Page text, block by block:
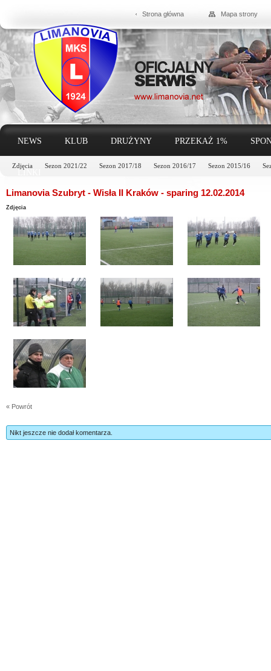
Strona główna Mapa strony
NEWS KLUB DRUŻYNY PRZEKAŻ 1%
Zdjęcia Sezon 2021/22 Sezon 2017/18 Sezon 2016/17 Sezon 2015/16
LINKI
Limanovia Szubryt - Wisła II Kraków - sparing 12.02.2014
Zdjęcia
« Powrót
Nikt jeszcze nie dodał komentarza.